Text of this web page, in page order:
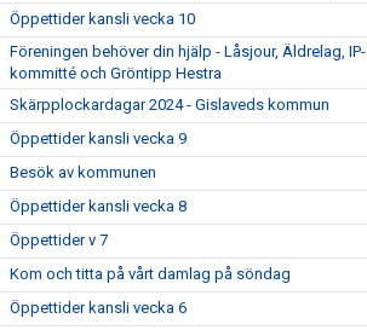
Öppettider kansli vecka 10
Föreningen behöver din hjälp - Låsjour, Äldrelag, IP-
kommitté och Gröntipp Hestra
Skärpplockardagar 2024 - Gislaveds kommun
Öppettider kansli vecka 9
Besök av kommunen
Öppettider kansli vecka 8
Öppettider v 7
Kom och titta på vårt damlag på söndag
Öppettider kansli vecka 6